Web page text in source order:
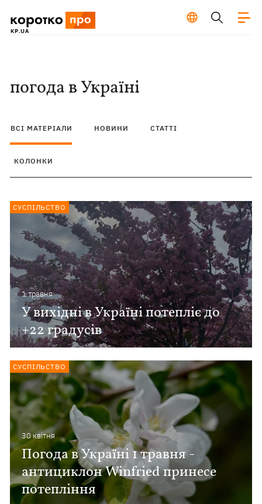
погода в Україні
ВСІ МАТЕРІАЛИ НОВИНИ СТАТТІ
КОЛОНКИ
1 травня
У вихідні в Україні потепліє до
+22 градусів
СУСПІЛЬСТВО
30 квiтня
Погода в Україні 1 травня -
антициклон Winfried принесе
потепління
СУСПІЛЬСТВО